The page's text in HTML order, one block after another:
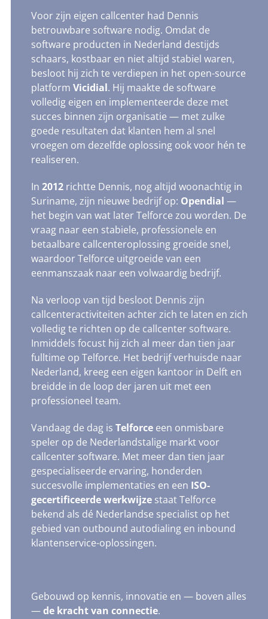
Voor zijn eigen callcenter had Dennis
betrouwbare software nodig. Omdat de
software producten in Nederland destijds
schaars, kostbaar en niet altijd stabiel waren,
besloot hij zich te verdiepen in het open-source
platformVicidial. Hij maakte de software
volledig eigen en implementeerde deze met
succes binnen zijn organisatie — met zulke
goede resultaten dat klanten hem al snel
vroegen om dezelfde oplossing ook voor hén te
realiseren.
In2012 richtte Dennis, nog altijd woonachtig in
Suriname, zijn nieuwe bedrijf op: Opendial —
het begin van wat later Telforce zou worden. De
vraag naar een stabiele, professionele en
betaalbare callcenteroplossing groeide snel,
waardoor Telforce uitgroeide van een
eenmanszaak naar een volwaardig bedrijf.
Na verloop van tijd besloot Dennis zijn
callcenteractiviteiten achter zich te laten en zich
volledig te richten op de callcenter software.
Inmiddels focust hij zich al meer dan tien jaar
fulltime op Telforce. Het bedrijf verhuisde naar
Nederland, kreeg een eigen kantoor in Delft en
breidde in de loop der jaren uit met een
professioneel team.
Vandaag de dag isTelforce een onmisbare
speler op de Nederlandstalige markt voor
callcenter software. Met meer dan tien jaar
gespecialiseerde ervaring, honderden
succesvolle implementaties en een ISO-
gecertificeerde werkwijze staat Telforce
bekend als dé Nederlandse specialist op het
gebied van outbound autodialing en inbound
klantenservice-oplossingen.
Gebouwd op kennis, innovatie en — boven alles
—de kracht van connectie.